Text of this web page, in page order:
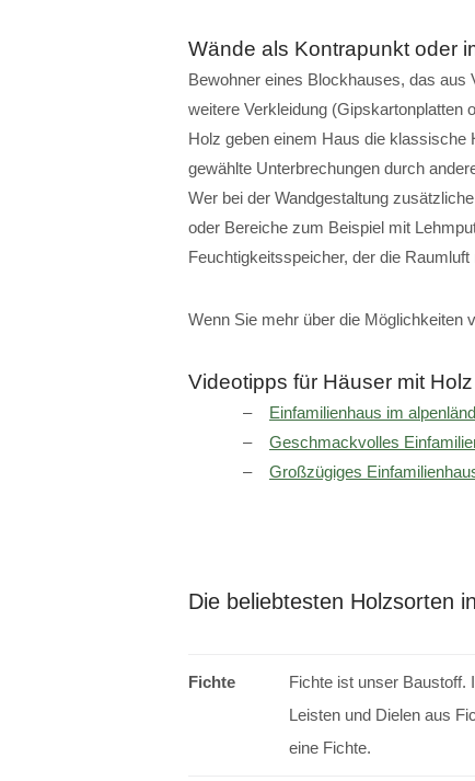
Wände als Kontrapunkt oder
Bewohner eines Blockhauses, das aus
weitere Verkleidung (Gipskartonplatten
Holz geben einem Haus die
gewählte Unterbrechungen durch
Wer bei der Wandgestaltung
oder Bereiche zum Beispiel mit
Feuchtigkeitsspeicher, der die
Wenn Sie mehr über die Möglichkeiten
Videotipps für Häuser mit
Einfamilienhaus im
Geschmackvolles
Großzügiges
Die beliebtesten Holzsorten
Fichte
Fichte ist unser Baustoff.
Leisten und Dielen aus
eine Fichte.